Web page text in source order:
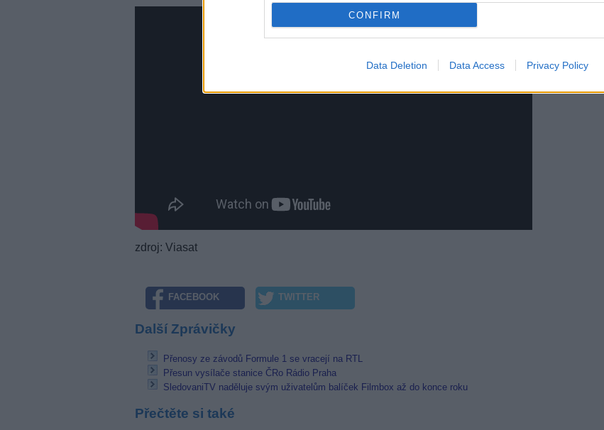
CONFIRM
Data Deletion Data Access Privacy Policy
zdroj: Viasat
FACEBOOK TWITTER
Další Zprávičky
Přenosy ze závodů Formule 1 se vracejí na RTL
Přesun vysílače stanice ČRo Rádio Praha
SledovaniTV naděluje svým uživatelům balíček Filmbox až do konce roku
Přečtěte si také